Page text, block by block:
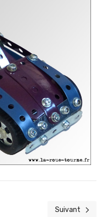
Article suivant
Suivant